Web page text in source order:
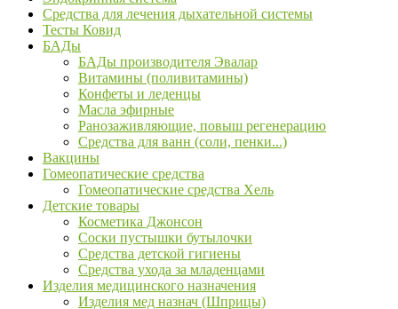
Средства для лечения дыхательной системы
Тесты Ковид
БАДы
БАДы производителя Эвалар
Витамины (поливитамины)
Конфеты и леденцы
Масла эфирные
Ранозаживляющие, повыш регенерацию
Средства для ванн (соли, пенки...)
Вакцины
Гомеопатические средства
Гомеопатические средства Хель
Детские товары
Косметика Джонсон
Соски пустышки бутылочки
Средства детской гигиены
Средства ухода за младенцами
Изделия медицинского назначения
Изделия мед назнач (Шприцы)